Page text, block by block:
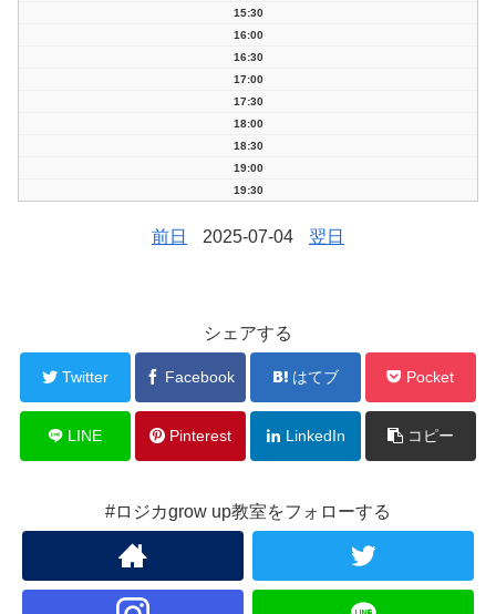
15:30
16:00
16:30
17:00
17:30
18:00
18:30
19:00
19:30
前日 2025-07-04 翌日
シェアする
Twitter Facebook はてブ Pocket
LINE Pinterest LinkedIn コピー
#ロジカgrow up教室をフォローする